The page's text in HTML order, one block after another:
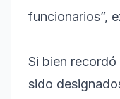
funcionarios”,
Si bien
sido